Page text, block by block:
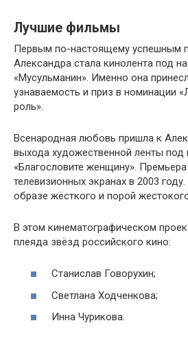
Лучшие фильмы
Первым по-настоящему успешным
Александра стала кинолента под
«Мусульманин». Именно она
узнаваемость и приз в номинации
роль».
Всенародная любовь пришла к
выхода художественной ленты под
«Благословите женщину».
телевизионных экранах в 2003
образе жёсткого и порой
В этом кинематографическом
плеяда звёзд российского кино:
Станислав Говорухин;
Светлана Ходченкова;
Инна Чурикова.